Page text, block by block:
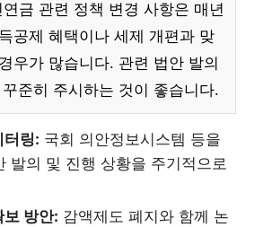
연금 관련 정책 변경 사항은 매년
공제 혜택이나 세제 개편과 맞
우가 많습니다. 관련 법안 발의
준히 주시하는 것이 좋습니다.
터링: 국회 의안정보시스템 등을
발의 및 진행 상황을 주기적으로
보 방안: 감액제도 폐지와 함께 논